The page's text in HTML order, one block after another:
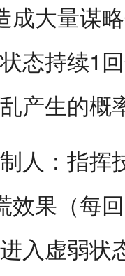
成大量谋
态持续1
产生的概
人：指挥
效果（每
入虚弱状